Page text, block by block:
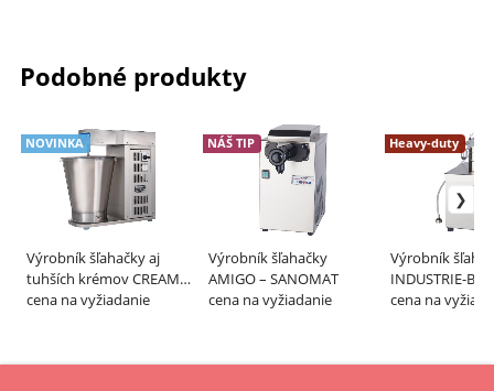
Podobné produkty
Výrobník šľahačky aj
tuhších krémov CREAM
KING, ECO – HAGESANA
NOVINKA
cena na vyžiadanie
Výrobník šľahačky
AMIGO – SANOMAT
NÁŠ TIP
cena na vyžiadanie
Výrobník
INDUSTRIE-
SANOMAT
Heavy-duty
cena na